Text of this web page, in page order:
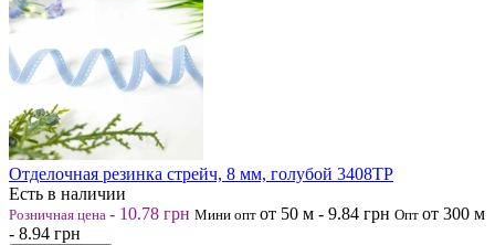
Отделочная резинка стрейч, 8 мм, голубой 3408ТР
Есть в наличии
Розничная цена - 10.78 грн Мини опт от 50 м - 9.84 грн Опт от 300 м
- 8.94 грн